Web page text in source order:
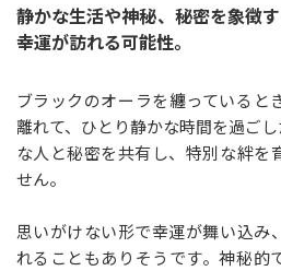
静かな生活や神秘、秘密を象徴
幸運が訪れる可能性。
ブラックのオーラを纏っていると
離れて、ひとり静かな時間を過ご
な人と秘密を共有し、特別な絆を
せん。
思いがけない形で幸運が舞い込み
れることもありそうです。神秘的